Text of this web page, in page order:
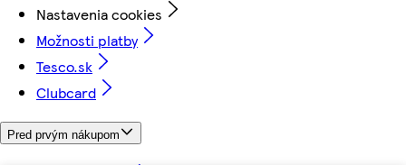
Nastavenia cookies
Možnosti platby
Tesco.sk
Clubcard
Pred prvým nákupom